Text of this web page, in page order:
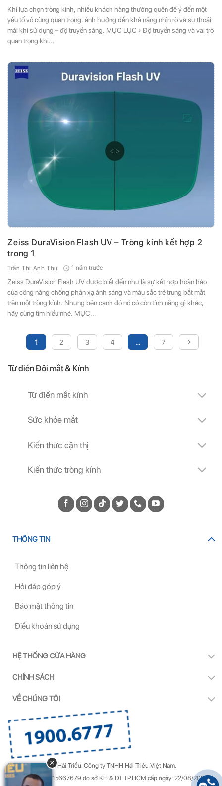
Khi lựa chọn tròng kính, nhiều khách hàng thường quên để ý đến một
yếu tố vô cùng quan trọng, ảnh hưởng đến khả năng nhìn rõ và sự thoải
mái khi sử dụng – độ truyền sáng. MỤC LỤC › Độ truyền sáng và vai trò
quan trọng khi...
Zeiss DuraVision Flash UV – Tròng kính kết hợp 2
trong 1
Trần Thị Anh Thư 1 năm trước
Zeiss DuraVision Flash UV được biết đến như là sự kết hợp hoàn hảo
của công năng chống phản xạ ánh sáng và màu sắc trẻ trung bắt mắt
trên một tròng kính. Nhưng bên cạnh đó nó có còn tính năng gì khác,
hãy cùng tìm hiểu nhé. MỤC...
1 2 3 4 … 7
Từ điển Đôi mắt & Kính
Từ điển mắt kính
Sức khỏe mắt
Kiến thức cận thị
Kiến thức tròng kính
THÔNG TIN
Thông tin liên hệ
Hỏi đáp góp ý
Bảo mật thông tin
Điều khoản sử dụng
HỆ THỐNG CỬA HÀNG
CHÍNH SÁCH
VỀ CHÚNG TÔI
Copyright by Kính Hải Triều.Công ty TNHH Hải Triều Việt Nam.
GPDKKD Số: 0315667679 do sở KH & ĐT TP.HCM cấp ngày: 22/08/2022.